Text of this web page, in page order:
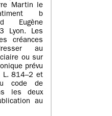
Martin le
b
Eugène
Lyon. Les
créances
au
ou sur
prévu
L. 814–2 et
code de
les deux
au